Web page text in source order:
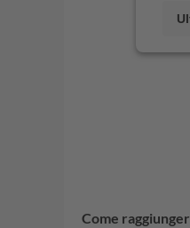
Come